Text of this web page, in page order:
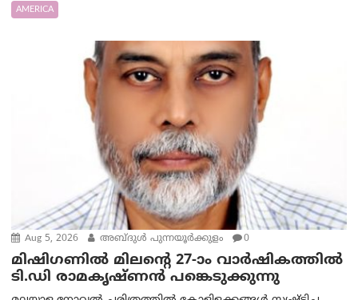
AMERICA
Aug 5, 2026 അബ്ദുൾ പുന്നയൂർക്കുളം 0
മിഷിഗണിൽ മിലന്റെ 27-ാം വാർഷികത്തിൽ
ടി.ഡി രാമകൃഷ്ണൻ പങ്കെടുക്കുന്നു